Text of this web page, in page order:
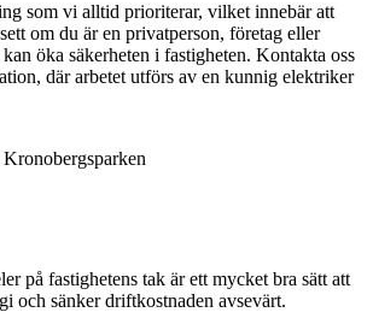
som vi alltid prioriterar, vilket innebär att
om du är en privatperson, företag eller
öka säkerheten i fastigheten. Kontakta oss
där arbetet utförs av en kunnig elektriker
på fastighetens tak är ett mycket bra sätt att
och sänker driftkostnaden avsevärt.